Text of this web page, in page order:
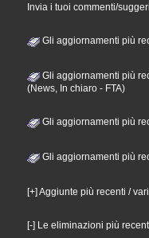
Invia i tuoi commenti/
Gli aggiornamenti più
Gli aggiornamenti più
(News, In chiaro - FTA)
Gli aggiornamenti più
Gli aggiornamenti più
[+] Aggiunte più recenti /
[-] Le eliminazioni più